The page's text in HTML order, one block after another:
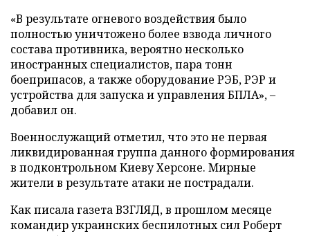
«В результате огневого воздействия было
полностью уничтожено более взвода личного
состава противника, вероятно несколько
иностранных специалистов, пара тонн
боеприпасов, а также оборудование РЭБ, РЭР и
устройства для запуска и управления БПЛА», –
добавил он.
Военнослужащий отметил, что это не первая
ликвидированная группа данного формирования
в подконтрольном Киеву Херсоне. Мирные
жители в результате атаки не пострадали.
Как писала газета ВЗГЛЯД, в прошлом месяце
командир украинских беспилотных сил Роберт